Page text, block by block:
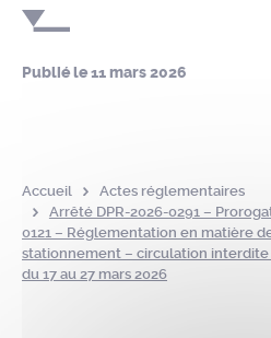
Publié le11 mars 2026
Accueil
Actes réglementaires
Arrêté DPR-2026-0291 –
0121 – Réglementation en matière
stationnement – circulation interdite
du 17 au 27 mars 2026